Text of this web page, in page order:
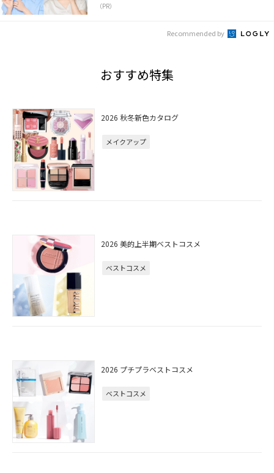
（PR）
Recommended by
おすすめ特集
2026 秋冬新色カタログ
メイクアップ
2026 美的上半期ベストコスメ
ベストコスメ
2026 プチプラベストコスメ
ベストコスメ